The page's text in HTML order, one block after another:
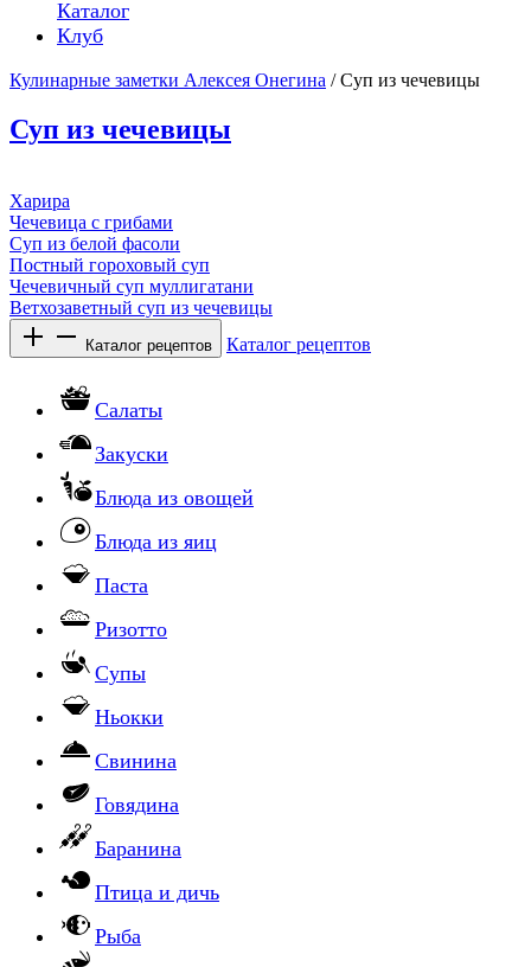
Каталог
Клуб
Кулинарные заметки Алексея Онегина / Суп из чечевицы
Суп из чечевицы
Харира
Чечевица с грибами
Суп из белой фасоли
Постный гороховый суп
Чечевичный суп муллигатани
Ветхозаветный суп из чечевицы
Каталог рецептов Каталог рецептов
Салаты
Закуски
Блюда из овощей
Блюда из яиц
Паста
Ризотто
Супы
Ньокки
Свинина
Говядина
Баранина
Птица и дичь
Рыба